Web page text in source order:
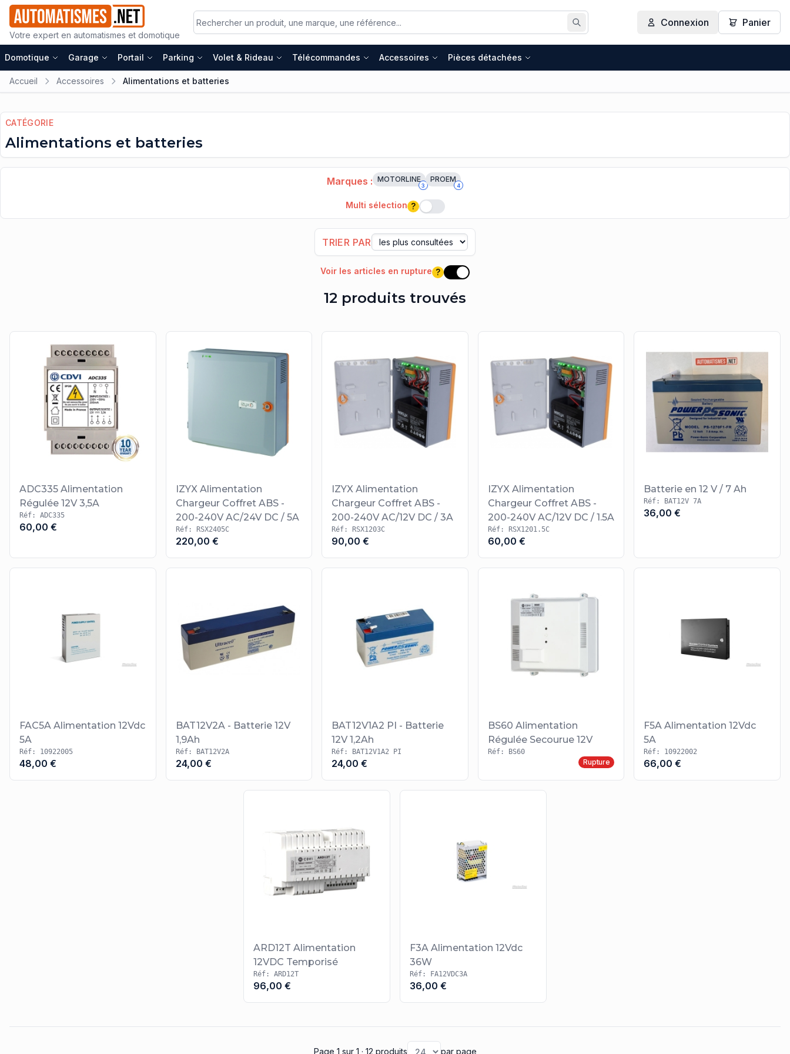
Votre expert en automatismes et domotique
Rechercher
Connexion Panier
Domotique Garage Portail Parking Volet & Rideau Télécommandes Accessoires Pièces détachées
Accueil Accessoires Alimentations et batteries
CATÉGORIE
Alimentations et batteries
Marques : MOTORLINE
3
PROEM
4
Multi sélection ? Multi sélection
TRIER PAR
Voir les articles en rupture ? Voir les articles en rupture
12 produits trouvés
ADC335 Alimentation
Régulée 12V 3,5A
Réf: ADC335
60,00 €
IZYX Alimentation
Chargeur Coffret ABS -
200-240V AC/24V DC / 5A
Réf: RSX2405C
220,00 €
IZYX Alimentation
Chargeur Coffret ABS -
200-240V AC/12V DC / 3A
Réf: RSX1203C
90,00 €
IZYX Alimentation
Chargeur Coffret ABS -
200-240V AC/12V DC / 1.5A
Réf: RSX1201.5C
60,00 €
Batterie en 12 V / 7 Ah
Réf: BAT12V 7A
36,00 €
FAC5A Alimentation 12Vdc
5A
Réf: 10922005
48,00 €
BAT12V2A - Batterie 12V
1,9Ah
Réf: BAT12V2A
24,00 €
BAT12V1A2 PI - Batterie
12V 1,2Ah
Réf: BAT12V1A2 PI
24,00 €
BS60 Alimentation
Régulée Secourue 12V
Réf: BS60
Rupture
F5A Alimentation 12Vdc
5A
Réf: 10922002
66,00 €
ARD12T Alimentation
12VDC Temporisé
Réf: ARD12T
96,00 €
F3A Alimentation 12Vdc
36W
Réf: FA12VDC3A
36,00 €
Page 1 sur 1 · 12 produits par page